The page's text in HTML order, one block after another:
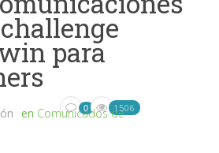
para
en Comunicados de
0 1506